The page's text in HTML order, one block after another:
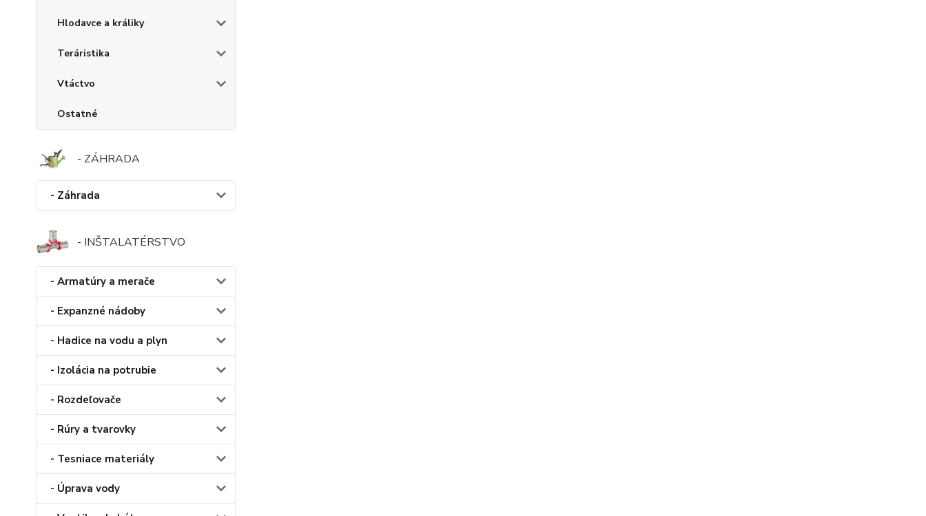
Hlodavce a králiky
Teráristika
Vtáctvo
Ostatné
- ZÁHRADA
- Záhrada
- INŠTALATÉRSTVO
- Armatúry a merače
- Expanzné nádoby
- Hadice na vodu a plyn
- Izolácia na potrubie
- Rozdeľovače
- Rúry a tvarovky
- Tesniace materiály
- Úprava vody